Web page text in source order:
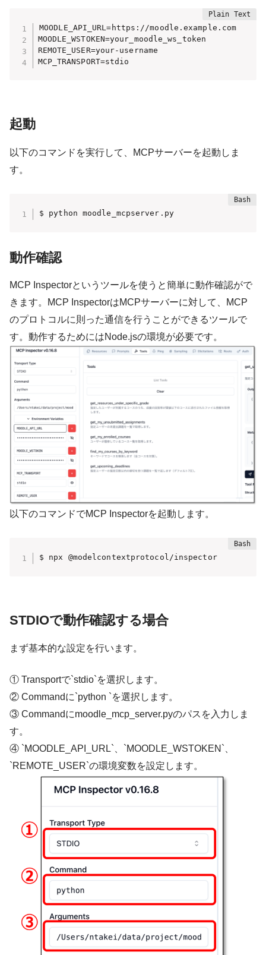
MOODLE_API_URL=https://moodle.example.com
MOODLE_WSTOKEN=your_moodle_ws_token
REMOTE_USER=your-username
MCP_TRANSPORT=stdio
起動
以下のコマンドを実行して、MCPサーバーを起動しま
す。
$ python moodle_mcpserver.py
動作確認
MCP Inspectorというツールを使うと簡単に動作確認がで
きます。MCP InspectorはMCPサーバーに対して、MCP
のプロトコルに則った通信を行うことができるツールで
す。動作するためにはNode.jsの環境が必要です。
以下のコマンドでMCP Inspectorを起動します。
$ npx @modelcontextprotocol/inspector
STDIOで動作確認する場合
まず基本的な設定を行います。
① Transportで`stdio`を選択します。
② Commandに`python `を選択します。
③ Commandにmoodle_mcp_server.pyのパスを入力しま
す。
④ `MOODLE_API_URL` `MOODLE_WSTOKEN`
`REMOTE_USER`の環境変数を設定します。